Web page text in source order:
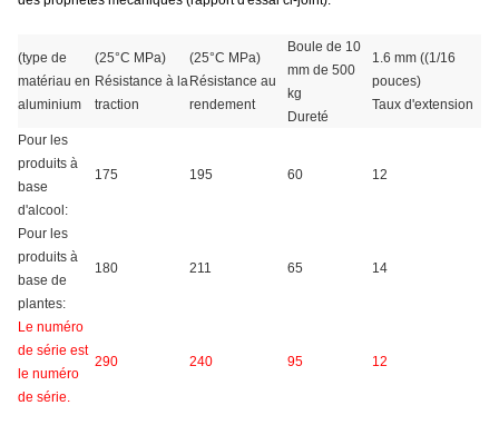
(type de
matériau en
aluminium
(25°C MPa)
Résistance à la
traction
(25°C MPa)
Résistance au
rendement
Boule de 10
mm de 500
kg
Dureté
1.6 mm ((1/16
pouces)
Taux d'extension
Pour les
produits à
base
d'alcool:
175 195 60 12
Pour les
produits à
base de
plantes:
180 211 65 14
Le numéro
de série est
le numéro
de série.
290 240 95 12